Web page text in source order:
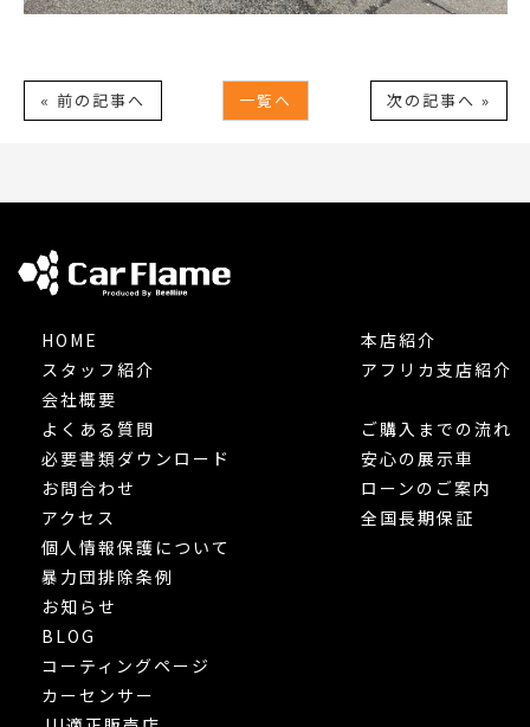
« 前の記事へ 一覧へ 次の記事へ »
HOME
スタッフ紹介
会社概要
本店紹介
アフリカ支店紹介
よくある質問
必要書類ダウンロード
お問合わせ
アクセス
個人情報保護について
暴力団排除条例
お知らせ
BLOG
ご購入までの流れ
安心の展示車
ローンのご案内
全国長期保証
コーティングページ
カーセンサー